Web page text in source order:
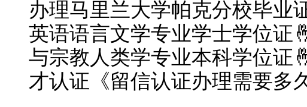
办理马里兰大学帕克分校毕业
英语语言文学专业学士学位证
与宗教人类学专业本科学位证
才认证《留信认证办理需要多